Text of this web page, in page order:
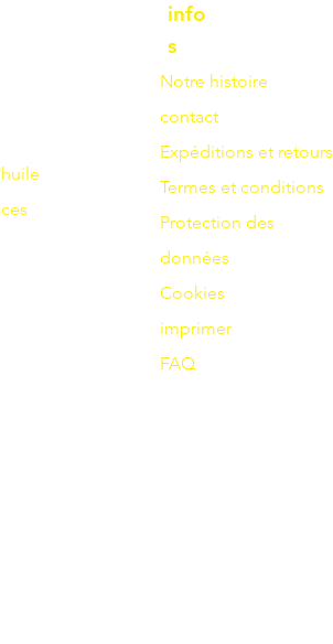
info
s
Notre histoire
contact
Expéditions et retours
Termes et conditions
Protection des
données
Cookies
imprimer
FAQ